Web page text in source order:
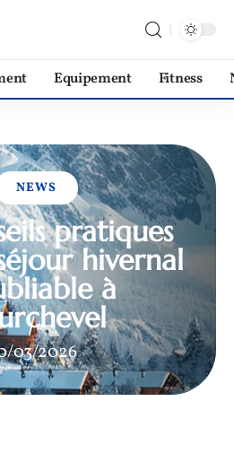
Equipement Fitness
NEWS
pratiques
hivernal
à
03/2026